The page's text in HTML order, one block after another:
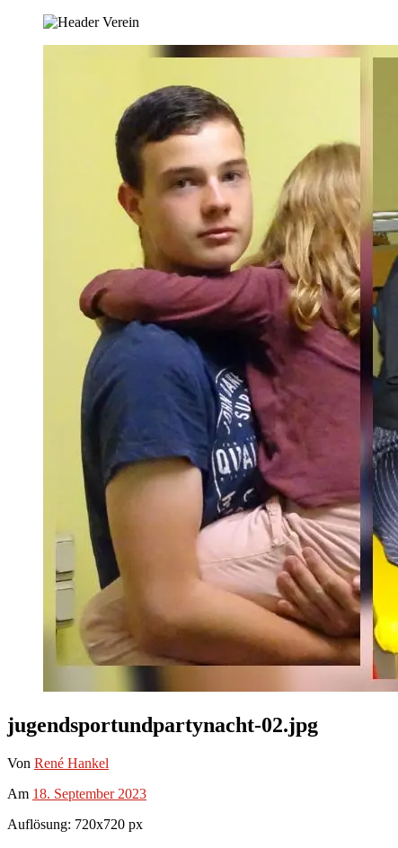
jugendsportundpartynacht-02.jpg
Von René Hankel
Am 18. September 2023
Auflösung: 720x720 px